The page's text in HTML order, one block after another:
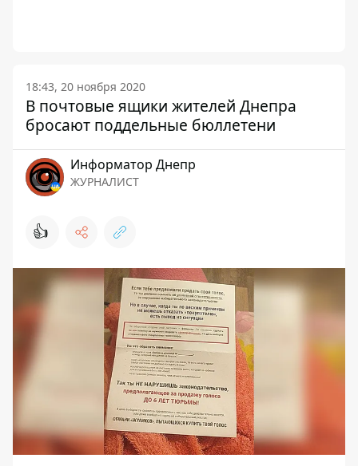
18:43, 20 ноября 2020
В почтовые ящики жителей Днепра
бросают поддельные бюллетени
Информатор Днепр
ЖУРНАЛИСТ
👍